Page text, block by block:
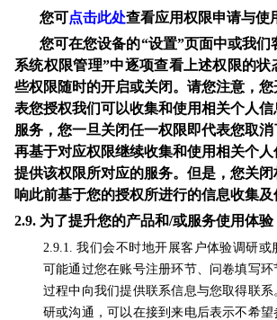
您可点击此处查看应用权限申请与使
您可在您设备的“设置”页面中或我们
系统权限管理”中逐项查看上述权限的状
些权限随时的开启或关闭。请您注意，
表您授权我们可以收集和使用相关个人
服务，您一旦关闭任一权限即代表您取
再基于对应权限继续收集和使用相关个
提供该权限所对应的服务。但是，您关
响此前基于您的授权所进行的信息收集及
2.9. 为了提升您的产品和/或服务使用体验
2.9.1. 我们会不时地开展客户体验调研或
可能通过您在账号注册环节、问卷填写
过程中向我们提供联系信息与您取得联系
研或沟通，可以在接到来电后表示不希